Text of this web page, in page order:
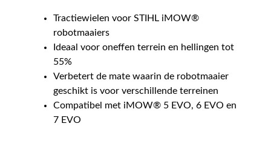
Tractiewielen voor STIHL iMOW®
robotmaaiers
Ideaal voor oneffen terrein en hellingen tot
55%
Verbetert de mate waarin de robotmaaier
geschikt is voor verschillende terreinen
Compatibel met iMOW® 5 EVO, 6 EVO en
7 EVO